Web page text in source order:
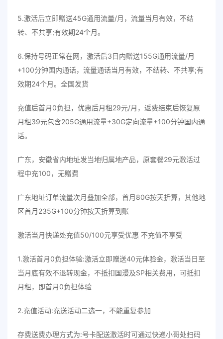
5.激活后立即赠送45G通用流量/月，流量当月有效，不结
转、不共享;有效期24个月。
6.保持号码正常在网，激活后3日内赠送155G通用流量/月
+100分钟国内通话，流量通话当月有效，不结转、不共享;有
效期24个月。全国发货
充值后首月0负担，优惠后月租29元/月，返费结束后恢复原
月租39元包含205G通用流量+30G定向流量+100分钟国内通
话。
广东，安徽省内地址发当地归属地产品，原套餐29元激活过
程中充100，无赠费
广东地址订单流量次月叠加全部，首月80G按天折算，其他地
区首月235G+100分钟按天折算到账
激活当月快递处充值50/100元享受优惠 不充值不享受
1.激活首月0负担体验:激活立即赠送40元体验金，激活当日至
当月底有效不退转现金，不抵扣国漫及SP相关费用，可抵扣
月租，即首月0负担体验
2.充值活动:充送活动二选一，不能重复参加
存费送费办理方式为:号卡配送激活时可通过快递小哥处扫码